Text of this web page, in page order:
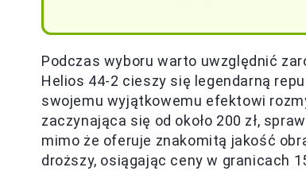
Podczas wyboru warto uwzględnić
Helios 44-2 cieszy się legendarną
swojemu wyjątkowemu efektowi
zaczynająca się od około 200 zł,
mimo że oferuje znakomitą jakość
droższy, osiągając ceny w granicach